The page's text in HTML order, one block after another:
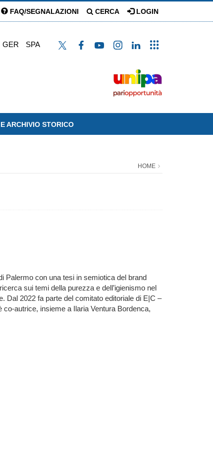
FAQ/SEGNALAZIONI CERCA LOGIN
GER SPA
ARCHIVIO STORICO
HOME
Palermo con una tesi in semiotica del brand
sui temi della purezza e dell’igienismo nel
Dal 2022 fa parte del comitato editoriale di E|C –
autrice, insieme a Ilaria Ventura Bordenca,